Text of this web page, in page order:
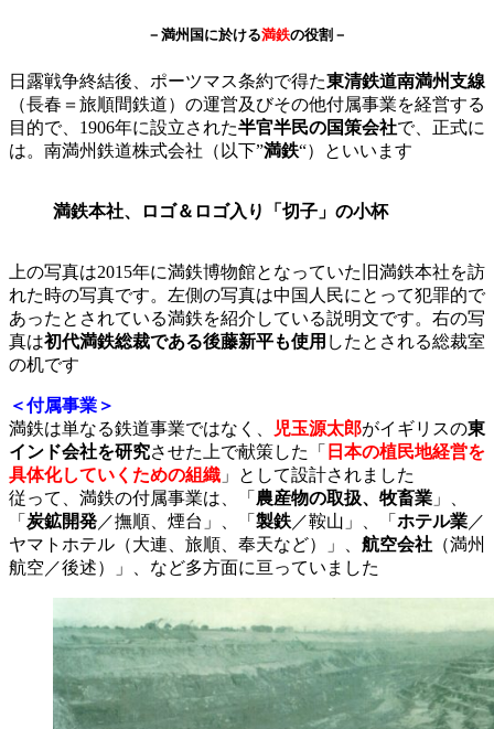
－満州国に於ける満鉄の役割－
日露戦争終結後、ポーツマス条約で得た東清鉄道南満州支線
（長春＝旅順間鉄道）の運営及びその他付属事業を経営する
目的で、1906年に設立された半官半民の国策会社で、正式に
は。南満州鉄道株式会社（以下”満鉄“）といいます
満鉄本社、ロゴ＆ロゴ入り「切子」の小杯
上の写真は2015年に満鉄博物館となっていた旧満鉄本社を訪
れた時の写真です。左側の写真は中国人民にとって犯罪的で
あったとされている満鉄を紹介している説明文です。右の写
真は初代満鉄総裁である後藤新平も使用 したとされる総裁室
の机です
＜付属事業＞
満鉄は単なる鉄道事業ではなく、
児玉源太郎がイギリスの東
インド会社を研究させた上で献策した「 日本の植民地経営を
具体化していくための組織 」として設計されました
従って、満鉄の付属事業は、「 農産物の取扱、牧畜業 」、
「 炭鉱開発／撫順、煙台」、「 製鉄／鞍山」、「 ホテル業／
ヤマトホテル（大連、旅順、奉天など）」、 航空会社 （満州
航空／後述）」、など多方面に亘っていました